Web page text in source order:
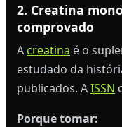
2. Creatina
comprovado
A creatina é o
estudado da
publicados. AISSN
Porque tomar: